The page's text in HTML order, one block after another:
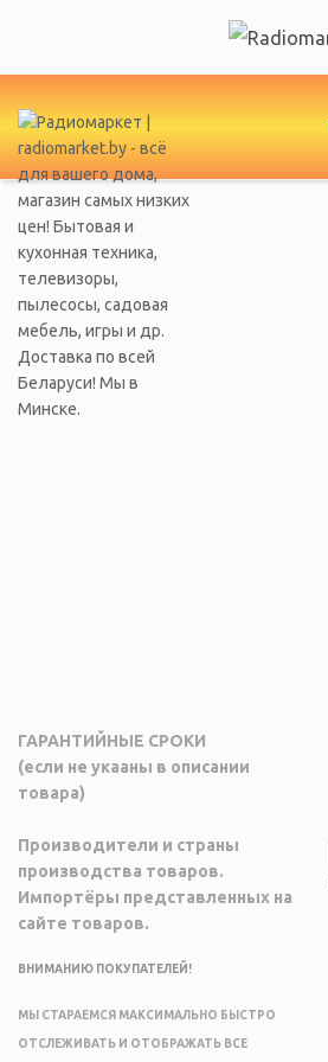
ГАРАНТИЙНЫЕ СРОКИ
(если не укааны в описании
товара)
Производители и страны
производства товаров.
Импортёры представленных на
сайте товаров.
ВНИМАНИЮ ПОКУПАТЕЛЕЙ!
МЫ СТАРАЕМСЯ МАКСИМАЛЬНО БЫСТРО
ОТСЛЕЖИВАТЬ И ОТОБРАЖАТЬ ВСЕ